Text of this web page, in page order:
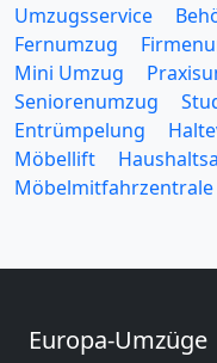
Umzugsservice
Fernumzug
Mini Umzug
Seniorenumzug
Entrümpelung
Möbellift
Möbelmitfahrzentrale
Europa-Umzüge